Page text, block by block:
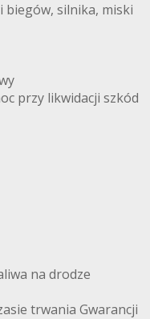
biegów, silnika, miski
przy likwidacji szkód
na drodze
trwania Gwarancji